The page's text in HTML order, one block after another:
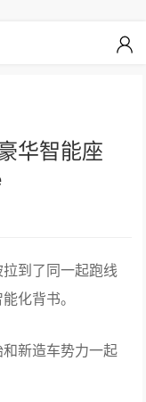
华智能座
到了同一起跑线
化背书。
新造车势力一起